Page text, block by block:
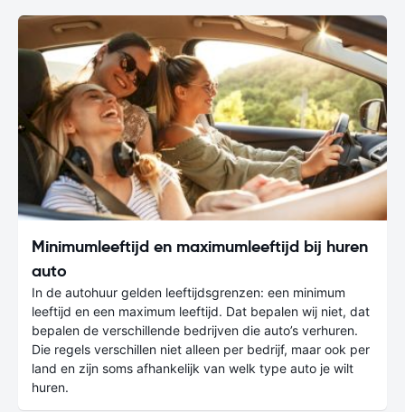
Minimumleeftijd en maximumleeftijd bij huren
auto
In de autohuur gelden leeftijdsgrenzen: een minimum
leeftijd en een maximum leeftijd. Dat bepalen wij niet, dat
bepalen de verschillende bedrijven die auto’s verhuren.
Die regels verschillen niet alleen per bedrijf, maar ook per
land en zijn soms afhankelijk van welk type auto je wilt
huren.